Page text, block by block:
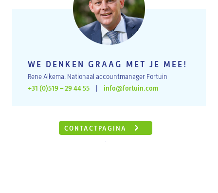
WE DENKEN GRAAG MET JE MEE!
Rene Alkema, Nationaal accountmanager Fortuin
+31 (0)519 – 29 44 55
| info@fortuin.com
CONTACTPAGINA